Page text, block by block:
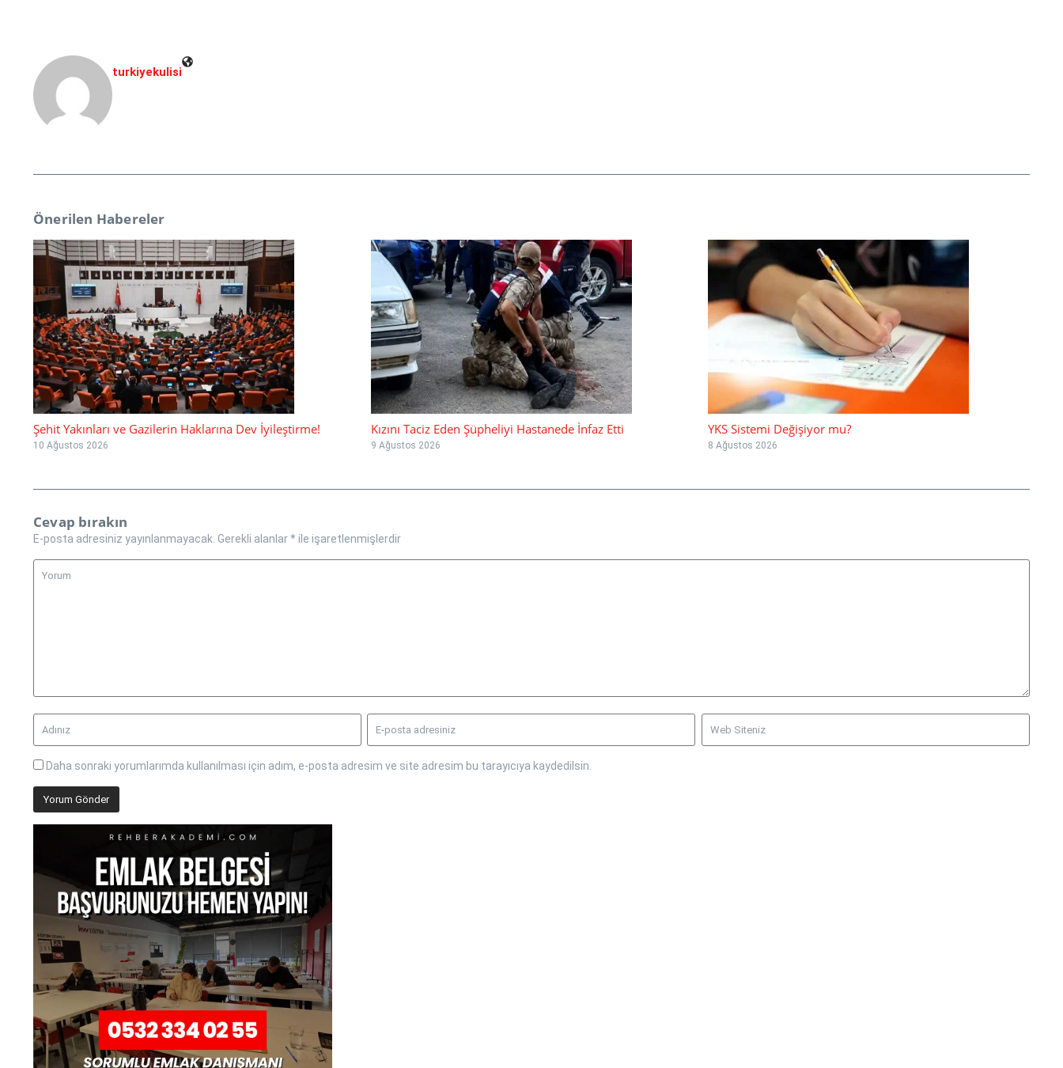
turkiyekulisi
Önerilen Habereler
Şehit Yakınları ve Gazilerin Haklarına Dev İyileştirme!
10 Ağustos 2026
Kızını Taciz Eden Şüpheliyi Hastanede İnfaz Etti
9 Ağustos 2026
YKS Sistemi Değişiyor mu?
8 Ağustos 2026
Cevap bırakın
E-posta adresiniz yayınlanmayacak. Gerekli alanlar*ile işaretlenmişlerdir
Daha sonraki yorumlarımda kullanılması için adım, e-posta adresim ve site adresim bu tarayıcıya kaydedilsin.